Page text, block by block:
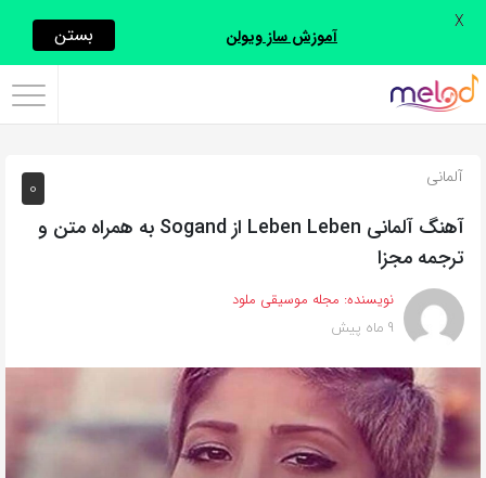
اشتراک
با
روش‌های
زیر
این
صفحه
را
با
دوستان
خود
0 آلمانی
آهنگ آلمانی Leben Leben از Sogand به همراه متن و
ترجمه مجزا
نویسنده: مجله موسیقی ملود
9 ماه پیش
آموزش ساز ویولن بستن X